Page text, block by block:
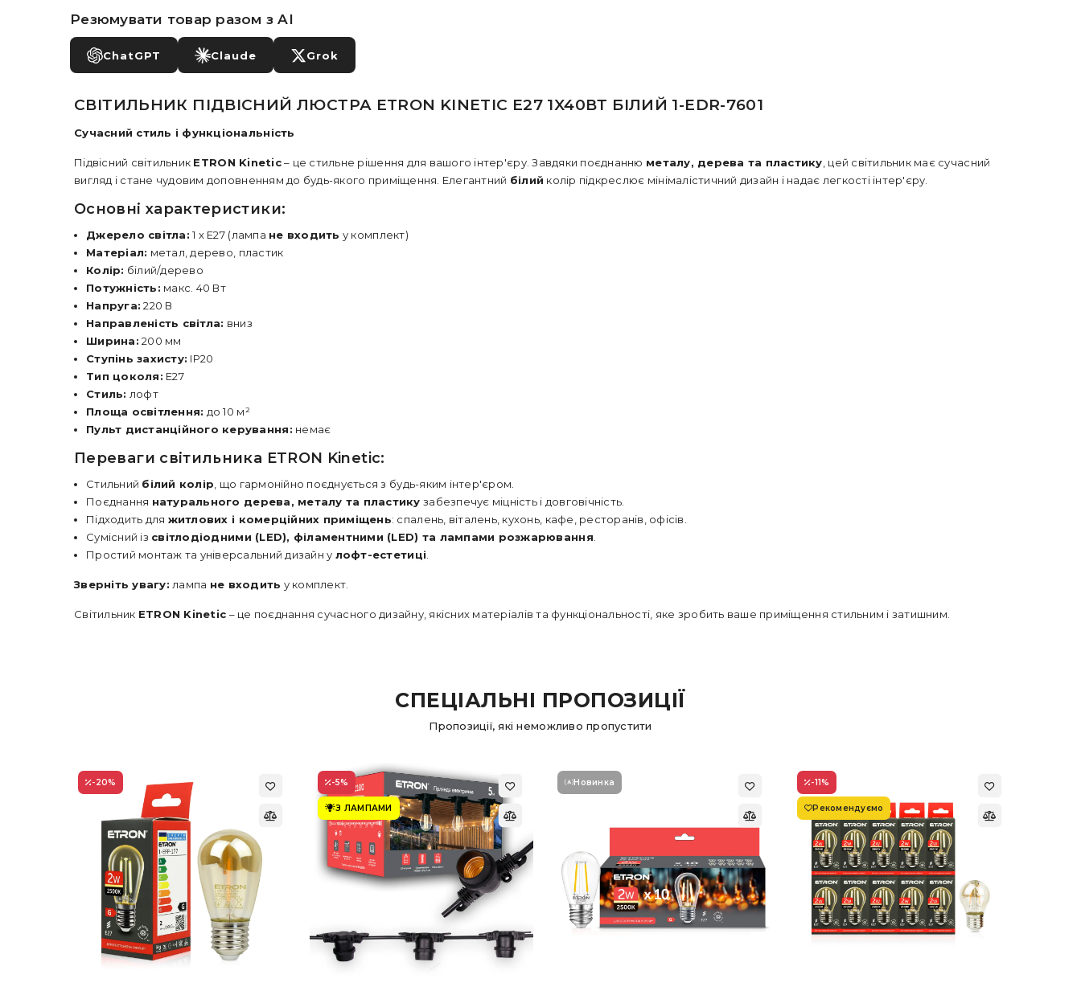
Резюмувати товар разом з AI
ChatGPT Claude Grok
СВІТИЛЬНИК ПІДВІСНИЙ ЛЮСТРА ETRON KINETIC E27 1X40ВТ БІЛИЙ 1-EDR-7601
Сучасний стиль і функціональність
Підвісний світильник ETRON Kinetic– це стильне рішення для вашого інтер'єру. Завдяки поєднанню металу, дерева та пластику , цей світильник має сучасний
вигляд і стане чудовим доповненням до будь-якого приміщення. Елегантний білий колір підкреслює мінімалістичний дизайн і надає легкості інтер'єру.
Основні характеристики:
Джерело світла: 1 x E27 (лампа не входить у комплект)
Матеріал: метал, дерево, пластик
Колір: білий/дерево
Потужність: макс. 40 Вт
Напруга: 220 В
Направленість світла: вниз
Ширина: 200 мм
Ступінь захисту: IP20
Тип цоколя: E27
Стиль: лофт
Площа освітлення: до 10 м²
Пульт дистанційного керування: немає
Переваги світильника ETRON Kinetic:
Стильний білий колір , що гармонійно поєднується з будь-яким інтер'єром.
Поєднання натурального дерева, металу та пластику забезпечує міцність і довговічність.
Підходить для житлових і комерційних приміщень: спалень, віталень, кухонь, кафе, ресторанів, офісів.
Сумісний із світлодіодними (LED), філаментними (LED) та лампами розжарювання
Простий монтаж та універсальний дизайн у лофт-естетиці
Зверніть увагу: лампа не входить у комплект.
Світильник ETRON Kinetic – це поєднання сучасного дизайну, якісних матеріалів та функціональності, яке зробить ваше приміщення стильним і затишним.
СПЕЦІАЛЬНІ ПРОПОЗИЦІЇ
Пропозиції, які неможливо пропустити
-20% -5%
З ЛАМПАМИ
Новинка -11%
Рекомендуємо